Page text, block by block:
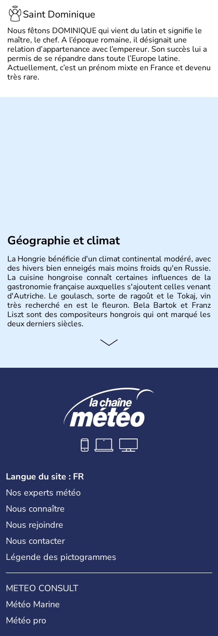
Saint Dominique
Nous fêtons DOMINIQUE qui vient du latin et signifie le
maître, le chef. A l’époque romaine, il désignait une
relation d’appartenance avec l’empereur. Son succès lui a
permis de se répandre dans toute l’Europe latine.
Actuellement, c’est un prénom mixte en France et devenu
très rare.
Géographie et climat
La Hongrie bénéficie d'un climat continental modéré, avec
des hivers bien enneigés mais moins froids qu'en Russie.
La cuisine hongroise connaît certaines influences de la
gastronomie française auxquelles s'ajoutent celles venant
d'Autriche. Le goulasch, sorte de ragoût et le Tokaj, vin
très recherché en est le fleuron. Bela Bartok et Franz
Liszt sont des compositeurs hongrois qui ont marqué les
deux derniers siècles.
Histoire et administration
depuis 2004, la Hongrie est aussi appelée « pays magyar
pays dont la langue est bien-sûr le hongrois et la
monnaie le forint. Sa capitale s'appelle Budapest.
L'industrie de la métallurgie s'est pendant longtemps
développée en Hongrie.
Langue du site : FR
Nos experts météo
Nous connaître
Nous rejoindre
Nous contacter
Légende des pictogrammes
METEO CONSULT
Météo Marine
Météo pro